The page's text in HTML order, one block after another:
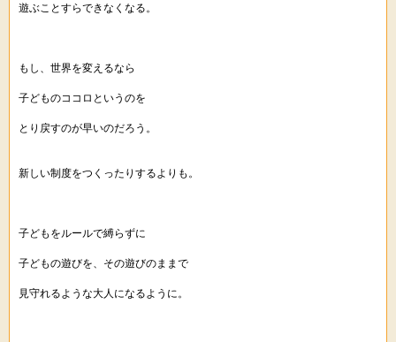
遊ぶことすらできなくなる。
もし、世界を変えるなら
子どものココロというのを
とり戻すのが早いのだろう。
新しい制度をつくったりするよりも。
子どもをルールで縛らずに
子どもの遊びを、その遊びのままで
見守れるような大人になるように。